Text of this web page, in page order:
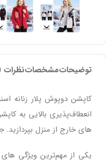
توضیحاتمشخصاتنظرات
انعطاف‌پذیری بالایی به
های خارج از منزل
یکی از مهم‌ترین ویژگی‌ های